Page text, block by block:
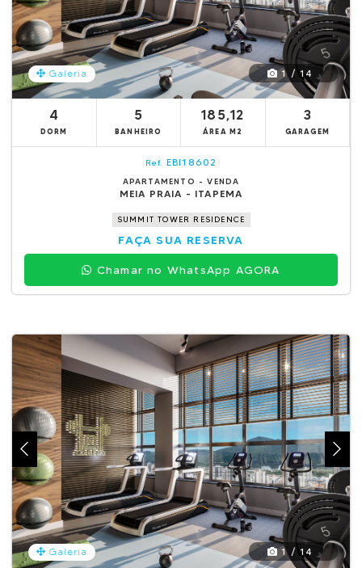
Galeria 1 / 14
4
DORM
5
BANHEIRO
185,12
ÁREA M2
3
GARAGEM
Ref. EBI18602
APARTAMENTO - VENDA
MEIA PRAIA - ITAPEMA
SUMMIT TOWER RESIDENCE
FAÇA SUA RESERVA
Chamar no WhatsApp AGORA
Galeria 1 / 14